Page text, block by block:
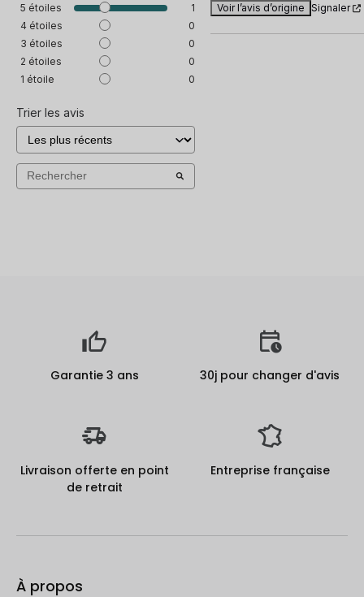
5 étoiles
1
4 étoiles
0
3 étoiles
0
2 étoiles
0
1 étoile 0
Trier les avis
Voir l’avis d’origine Signaler
Garantie 3 ans 30j pour changer d'avis
Livraison offerte en point
de retrait
Entreprise française
À propos